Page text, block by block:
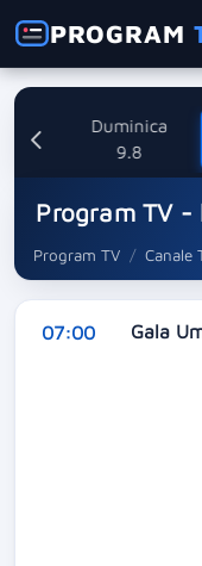
PROGRAM
Duminica
9.8
Program TV -
Program TV Canale
07:00 Gala